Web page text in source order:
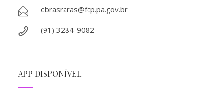
obrasraras@fcp.pa.gov.br
(91) 3284-9082
APP DISPONÍVEL